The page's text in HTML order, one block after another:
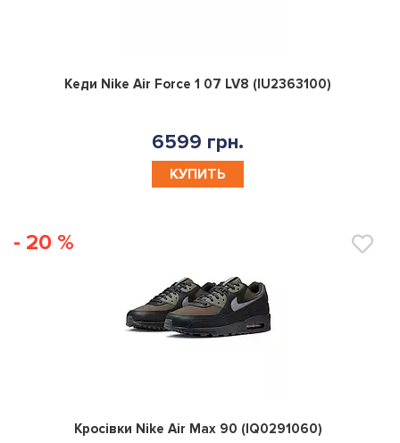
0
Кеди Nike Air Force 1 07 LV8 (IU2363100)
6599 грн.
КУПИТЬ
- 20 %
0
Кросівки Nike Air Max 90 (IQ0291060)